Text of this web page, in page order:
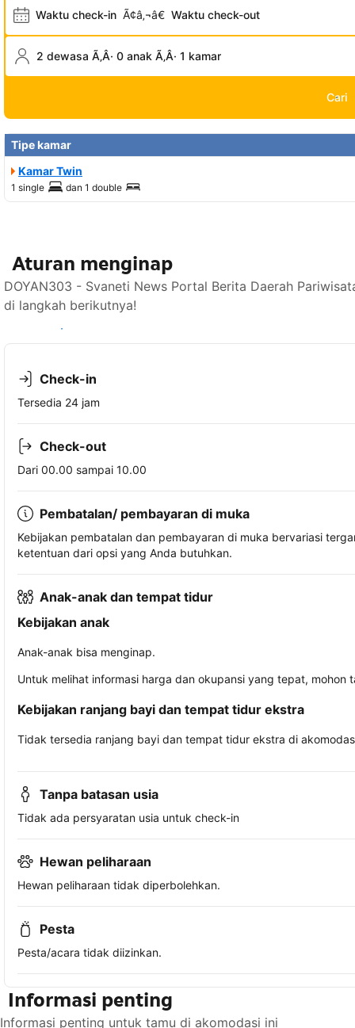
Waktu check-in Ã¢â‚¬â€ Waktu check-out
2 dewasa Ã‚Â· 0 anak Ã‚Â· 1 kamar
Cari
Tipe kamar
Kamar Twin
1 single dan 1 double
Aturan menginap
DOYAN303 - Svaneti News Portal Berita Daerah
di langkah berikutnya!
Lihat ketersediaan
Check-in
Tersedia 24 jam
Check-out
Dari 00.00 sampai 10.00
Pembatalan/ pembayaran di muka
Kebijakan pembatalan dan pembayaran di muka bervariasi
ketentuan dari opsi yang Anda butuhkan.
Anak-anak dan tempat tidur
Kebijakan anak
Anak-anak bisa menginap.
Untuk melihat informasi harga dan okupansi yang tepat,
Kebijakan ranjang bayi dan tempat tidur ekstra
Tidak tersedia ranjang bayi dan tempat tidur ekstra di
Tanpa batasan usia
Tidak ada persyaratan usia untuk check-in
Hewan peliharaan
Hewan peliharaan tidak diperbolehkan.
Pesta
Pesta/acara tidak diizinkan.
Informasi penting
Informasi penting untuk tamu di akomodasi ini